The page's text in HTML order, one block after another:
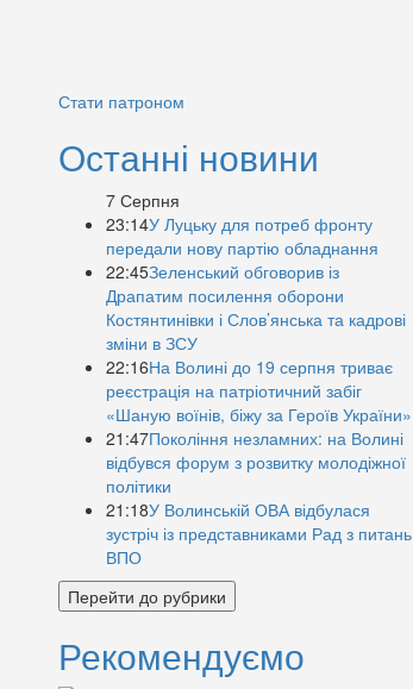
Стати патроном
Останні новини
7 Серпня
23:14У Луцьку для потреб фронту
передали нову партію обладнання
22:45Зеленський обговорив із
Драпатим посилення оборони
Костянтинівки і Слов’янська та кадрові
зміни в ЗСУ
22:16На Волині до 19 серпня триває
реєстрація на патріотичний забіг
«Шаную воїнів, біжу за Героїв України»
21:47Покоління незламних: на Волині
відбувся форум з розвитку молодіжної
політики
21:18У Волинській ОВА відбулася
зустріч із представниками Рад з питань
ВПО
Перейти до рубрики
Рекомендуємо